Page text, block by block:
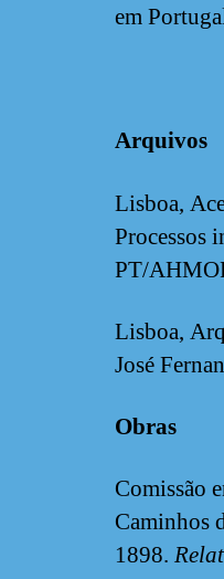
em
Arquivos
Lisboa,
Processos
PT/
Lisboa,
José
Obras
Comissão
Caminhos
1898.